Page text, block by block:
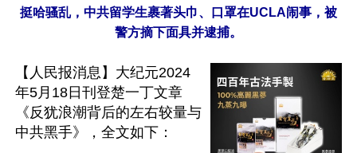
挺哈骚乱，中共留学生裹著头巾、口罩在UCLA闹事，被
警方摘下面具并逮捕。
【人民报消息】大纪元2024
年5月18日刊登楚一丁文章
《反犹浪潮背后的左右较量与
中共黑手》，全文如下：